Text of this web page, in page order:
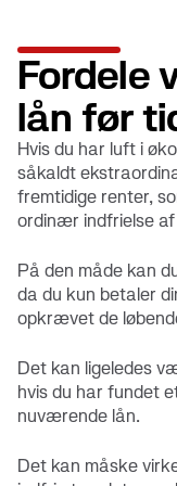
Fordele
lån før
Hvis du har luft i
såkaldt
fremtidige renter,
ordinær indfrielse af
På den måde kan
da du kun betaler
opkrævet de
Det kan ligeledes
hvis du har fundet
nuværende lån.
Det kan måske